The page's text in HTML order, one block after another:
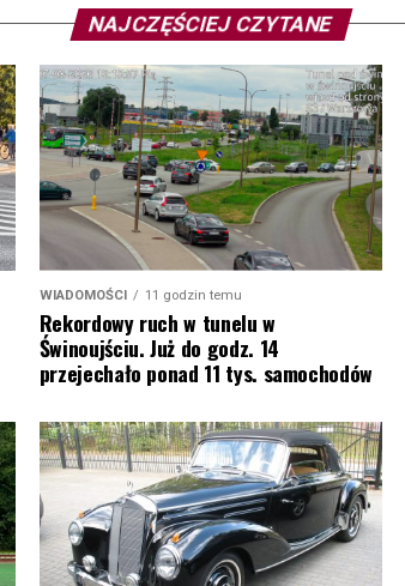
NAJCZĘŚCIEJ CZYTANE
WIADOMOŚCI 11 godzin temu
Rekordowy ruch w tunelu w
Świnoujściu. Już do godz. 14
przejechało ponad 11 tys. samochodów